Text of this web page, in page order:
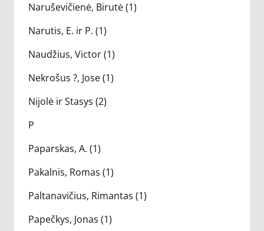
Naruševičienė, Birutė (1)
Narutis, E. ir P. (1)
Naudžius, Victor (1)
Nekrošus ?, Jose (1)
Nijolė ir Stasys (2)
P
Paparskas, A. (1)
Pakalnis, Romas (1)
Paltanavičius, Rimantas (1)
Papečkys, Jonas (1)